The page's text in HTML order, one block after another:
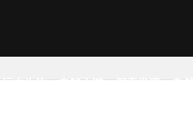
远古生物 未解之谜 探索发现 自